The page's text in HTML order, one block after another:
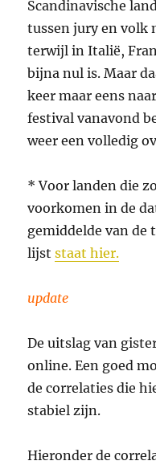
Scandinavische
tussen jury en volk
terwijl in Italië,
bijna nul is. Maar
keer maar eens
festival vanavond
weer een volledig
* Voor landen die
voorkomen in de
gemiddelde van de
lijststaat hier.
update
De uitslag van
online. Een goed
de correlaties die
stabiel zijn.
Hieronder de